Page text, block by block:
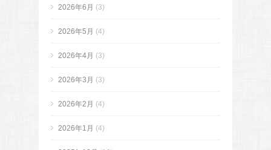
2026年6月 (3)
2026年5月 (4)
2026年4月 (3)
2026年3月 (3)
2026年2月 (4)
2026年1月 (4)